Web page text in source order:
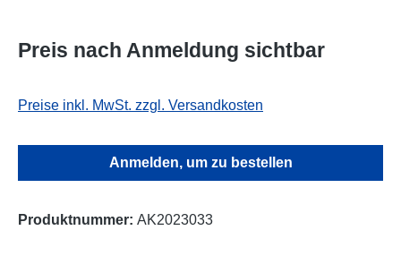
Preis nach Anmeldung sichtbar
Preise inkl. MwSt. zzgl. Versandkosten
Anmelden, um zu bestellen
Produktnummer: AK2023033